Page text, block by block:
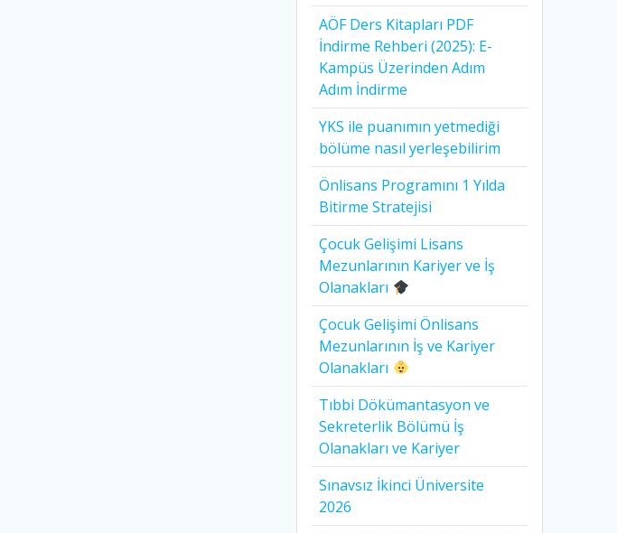
AÖF Ders Kitapları PDF
İndirme Rehberi (2025): E-
Kampüs Üzerinden Adım
Adım İndirme
YKS ile puanımın yetmediği
bölüme nasıl yerleşebilirim
Önlisans Programını 1 Yılda
Bitirme Stratejisi
Çocuk Gelişimi Lisans
Mezunlarının Kariyer ve İş
Olanakları
Çocuk Gelişimi Önlisans
Mezunlarının İş ve Kariyer
Olanakları
Tıbbi Dökümantasyon ve
Sekreterlik Bölümü İş
Olanakları ve Kariyer
Sınavsız İkinci Üniversite
2026